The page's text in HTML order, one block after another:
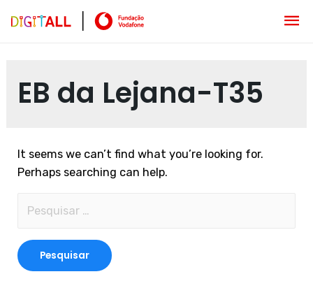
EB da Lejana-T35
It seems we can’t find what you’re looking for.
Perhaps searching can help.